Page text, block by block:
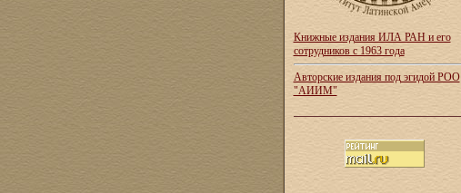
Книжные издания ИЛА РАН и его
сотрудников с 1963 года
Авторские издания под эгидой РОО
"АИИМ"